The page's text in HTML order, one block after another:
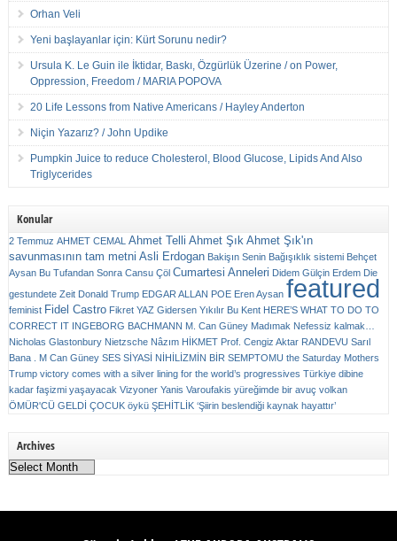
Orhan Veli
Yeni başlayanlar için: Kürt Sorunu nedir?
Ursula K. Le Guin ile İktidar, Baskı, Özgürlük Üzerine / on Power,
Oppression, Freedom / MARIA POPOVA
20 Life Lessons from Native Americans / Hayley Anderton
Niçin Yazarız? / John Updike
Pumpkin Juice to reduce Cholesterol, Blood Glucose, Lipids And Also
Triglycerides
Konular
2 Temmuz AHMET CEMAL Ahmet Telli Ahmet Şık Ahmet Şık'ın
savunmasının tam metni Asli Erdogan Bakişın Senin Bağışıklık sistemi Behçet
Aysan Bu Tufandan Sonra Cansu Çöl Cumartesi Anneleri Didem Gülçin Erdem Die
gestundete Zeit Donald Trump EDGAR ALLAN POE Eren Aysan featured
feminist Fidel Castro Fikret YAZ Gidersen Yıkılır Bu Kent HERE’S WHAT TO DO TO
CORRECT IT INGEBORG BACHMANN M. Can Güney Madımak Nefessiz kalmak…
Nicholas Glastonbury Nietzsche Nâzım HİKMET Prof. Cengiz Aktar RANDEVU Sarıl
Bana . M Can Güney SES SİYASİ NİHİLİZMİN BİR SEMPTOMU the Saturday Mothers
Trump victory comes with a silver lining for the world’s progressives Türkiye dibine
kadar faşizmi yaşayacak Vizyoner Yanis Varoufakis yüreğimde bir avuç volkan
ÖMÜR'CÜ GELDİ ÇOCUK öykü ŞEHİTLİK ‘Şiirin beslendiği kaynak hayattır’
Archives
Archives